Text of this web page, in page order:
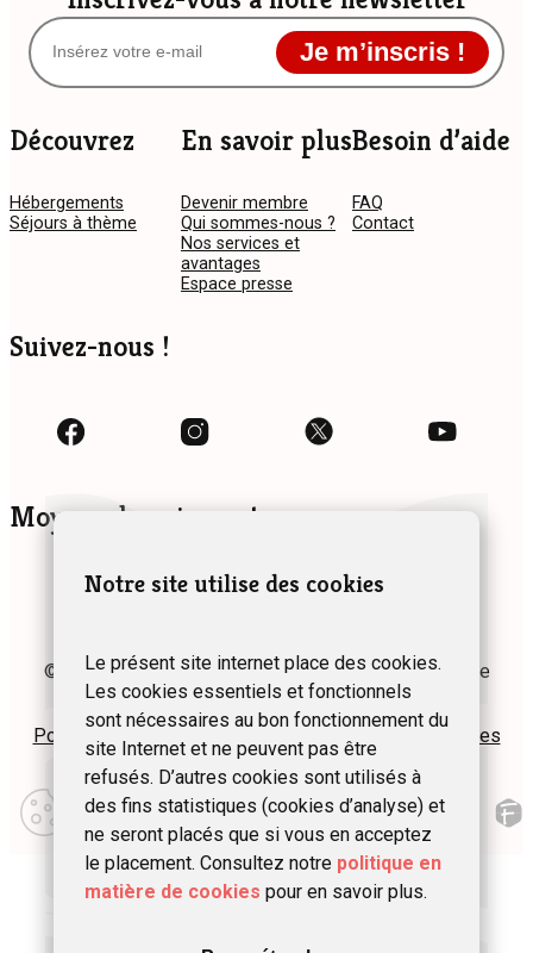
Je m’inscris !
Découvrez
Hébergements
Séjours à thème
En savoir plus
Devenir membre
Qui sommes-nous ?
Nos services et
avantages
Espace presse
Besoin d’aide
FAQ
Contact
Suivez-nous !
Moyens de paiement
Modifier
mes
préférences
d\’utilisation
© 2024 Fédération des Gîtes et Chambres d’hôtes de
Wallonie asbl
Politique de confidentialité
Plan du site Mentions légales
Notre site utilise des cookies
Le présent site internet place des cookies.
Les cookies essentiels et fonctionnels
sont nécessaires au bon fonctionnement du
site Internet et ne peuvent pas être
refusés. D’autres cookies sont utilisés à
des fins statistiques (cookies d’analyse) et
ne seront placés que si vous en acceptez
le placement. Consultez notre politique en
matière de cookies pour en savoir plus.